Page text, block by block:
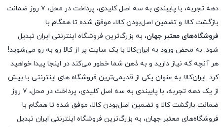
دهه تجربه، با پایبندی به سه اصل کلیدی، پرداخت در محل، ۷ روز ضمانت
بازگشت کالا و تضمین اصل‌بودن کالا، موفق شده تا همگام با
فروشگاه‌های معتبر جهان، به بزرگ‌ترین فروشگاه اینترنتی ایران تبدیل
شود. به محض ورود به ایران‌کالا با یک سایت پر از کالا رو به رو می‌شوید!
هر آنچه که نیاز دارید و به ذهن شما خطور می‌کند در اینجا پیدا خواهید
کرد. ایران‌کالا به عنوان یکی از قدیمی‌ترین فروشگاه های اینترنتی با بیش
از یک دهه تجربه، با پایبندی به سه اصل کلیدی، پرداخت در محل، ۷ روز
ضمانت بازگشت کالا و تضمین اصل‌بودن کالا، موفق شده تا همگام با
فروشگاه‌های معتبر جهان، به بزرگ‌ترین فروشگاه اینترنتی ایران تبدیل